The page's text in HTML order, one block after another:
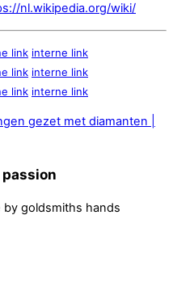
nl.wikipedia.org/wiki/
link interne link
link interne link
link interne link
by goldsmiths hands